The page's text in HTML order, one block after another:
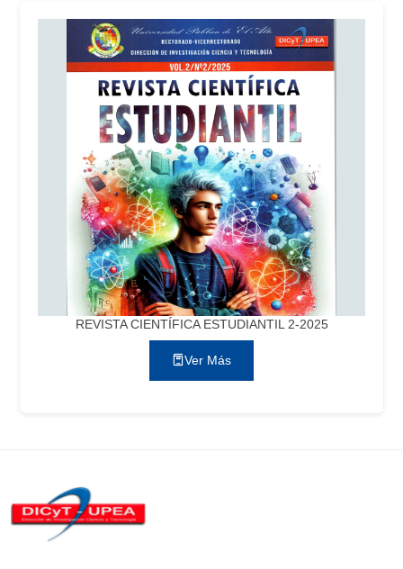
REVISTA CIENTÍFICA ESTUDIANTIL 2-2025
Ver Más